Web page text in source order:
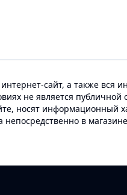
сайт, а также вся
не является
носят информационный
в